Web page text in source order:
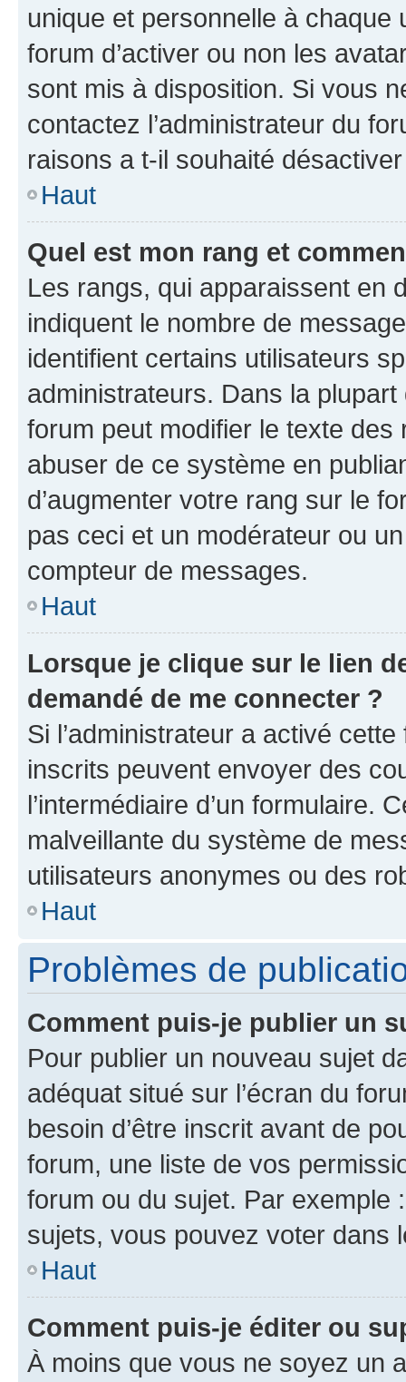
unique et personnelle à chaque
forum d’activer ou non les
sont mis à disposition. Si vous
contactez l’administrateur du
raisons a t-il souhaité
Haut
Quel est mon rang et
Les rangs, qui apparaissent en
indiquent le nombre de
identifient certains utilisateurs
administrateurs. Dans la
forum peut modifier le texte
abuser de ce système en
d’augmenter votre rang sur le
pas ceci et un modérateur ou
compteur de messages.
Haut
Lorsque je clique sur le lien
demandé de me connecter ?
Si l’administrateur a activé
inscrits peuvent envoyer des
l’intermédiaire d’un formulaire.
malveillante du système de
utilisateurs anonymes ou des
Haut
Problèmes de
Comment puis-je publier un
Pour publier un nouveau sujet
adéquat situé sur l’écran du
besoin d’être inscrit avant de
forum, une liste de vos
forum ou du sujet. Par exemple
sujets, vous pouvez voter dans
Haut
Comment puis-je éditer ou
À moins que vous ne soyez un